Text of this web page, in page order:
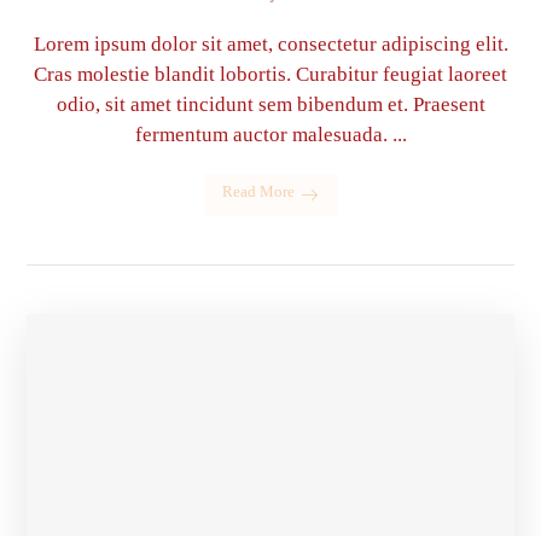
Lorem ipsum dolor sit amet, consectetur adipiscing elit.
Cras molestie blandit lobortis. Curabitur feugiat laoreet
odio, sit amet tincidunt sem bibendum et. Praesent
fermentum auctor malesuada. ...
Read More